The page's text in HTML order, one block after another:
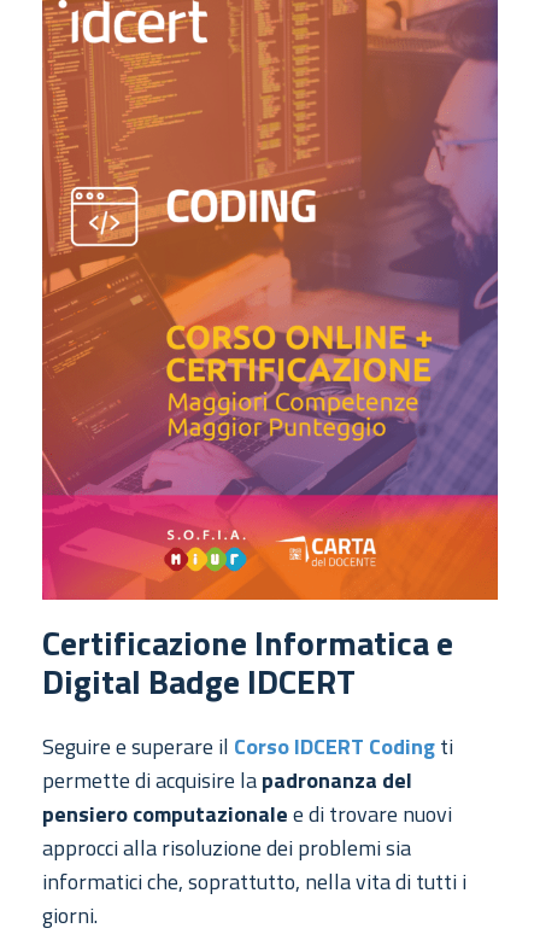
Certificazione Informatica e
Digital Badge IDCERT
Seguire e superare il Corso IDCERT Codingti
permette di acquisire lapadronanza del
pensiero computazionalee di trovare nuovi
approcci alla risoluzione dei problemi sia
informatici che, soprattutto, nella vita di tutti i
giorni.